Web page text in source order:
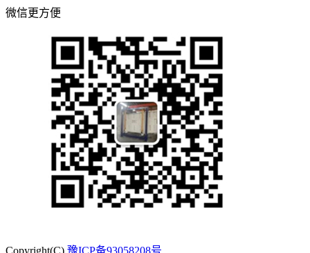
微信更方便
Copyright(C) 豫ICP备93058208号